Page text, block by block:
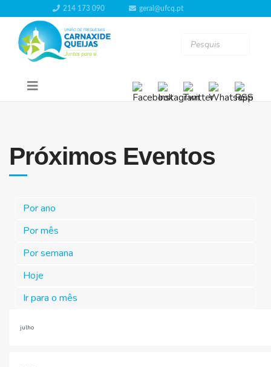
214 173 090 geral@ufcq.pt
Próximos Eventos
Por ano
Por mês
Por semana
Hoje
Ir para o mês